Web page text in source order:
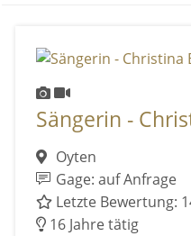
Sängerin -
Oyten
Gage: auf Anfrage
Letzte Bewertung:
16 Jahre tätig